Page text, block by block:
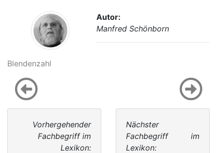
Autor:
Manfred Schönborn
Blendenzahl
Vorhergehender
Fachbegriff im
Lexikon:
Nächster
Fachbegriff im
Lexikon: